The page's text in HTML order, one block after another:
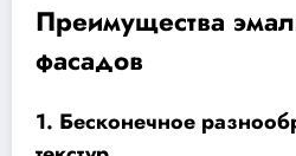
Преимущества
фасадов
1. Бесконечное